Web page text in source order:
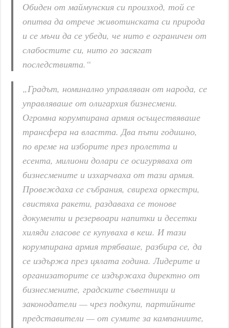
Обиден от маймунския си произход, той се
опитва да отрече животинската си природа
и се мъчи да се убеди, че нито е ограничен от
слабостите си, нито го засягат
последствията.“
„Градът, номинално управляван от народа, се
управляваше от олигархия бизнесмени.
Огромна корумпирана армия осъществяваше
трансфера на властта. Два пъти годишно,
по време на изборите през пролетта и
есента, милиони долари се осигуряваха от
бизнесмените и изхарчваха от тази армия.
Провеждаха се събрания, свиреха оркестри,
свистяха ракети, раздаваха се тонове
документи и резервоари напитки и десетки
хиляди гласове се купуваха в кеш. И тази
корумпирана армия трябваше, разбира се, да
се издържа през цялата година. Лидерите и
организаторите се издържаха директно от
бизнесмените, градските съветници и
законодатели — чрез подкупи, партийните
представители — от сумите за кампаниите,